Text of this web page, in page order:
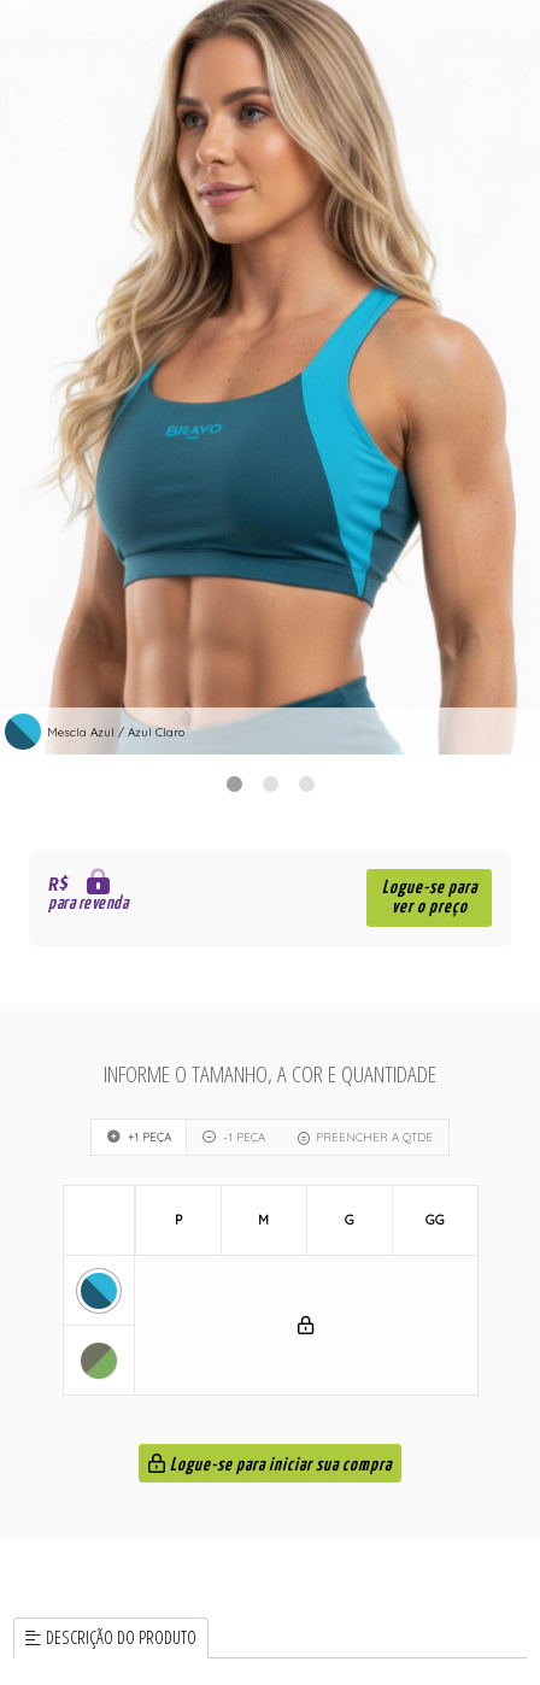
Mescla Azul / Azul Claro
R$
para revenda
Logue-se para
ver o preço
INFORME O TAMANHO, A COR E QUANTIDADE
+1 PEÇA -1 PEÇA PREENCHER A QTDE
P M G GG
Logue-se para iniciar sua compra
DESCRIÇÃO DO PRODUTO